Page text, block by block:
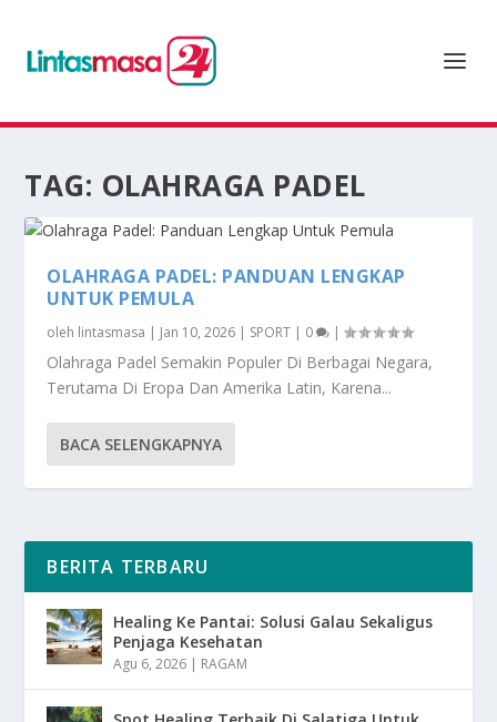
TAG: OLAHRAGA PADEL
OLAHRAGA PADEL: PANDUAN LENGKAP
UNTUK PEMULA
oleh lintasmasa | Jan 10, 2026 | SPORT | 0 |
Olahraga Padel Semakin Populer Di Berbagai Negara,
Terutama Di Eropa Dan Amerika Latin, Karena...
BACA SELENGKAPNYA
BERITA TERBARU
Healing Ke Pantai: Solusi Galau Sekaligus
Penjaga Kesehatan
Agu 6, 2026 | RAGAM